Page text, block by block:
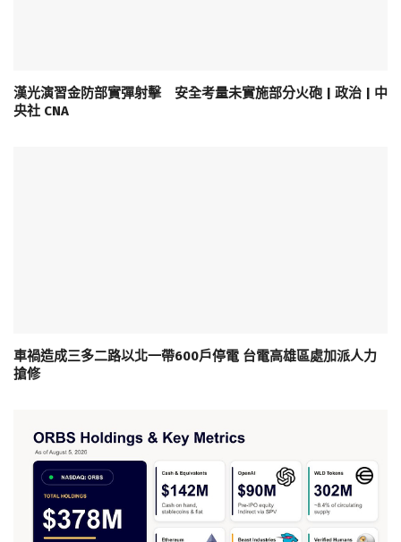
漢光演習金防部實彈射擊 安全考量未實施部分火砲 | 政治 | 中
央社 CNA
車禍造成三多二路以北一帶600戶停電 台電高雄區處加派人力
搶修